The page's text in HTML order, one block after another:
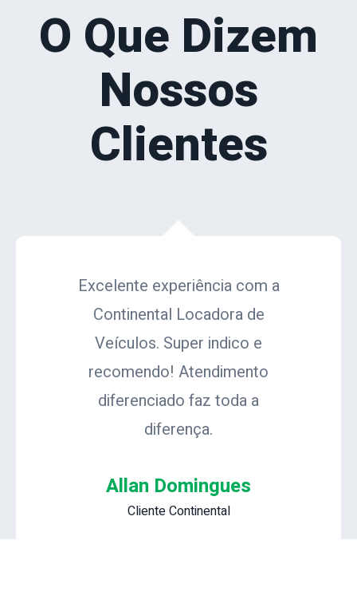
O Que Dizem
Nossos
Clientes
Excelente experiência com a
Continental Locadora de
Veículos. Super indico e
recomendo! Atendimento
diferenciado faz toda a
diferença.
Allan Domingues
Cliente Continental